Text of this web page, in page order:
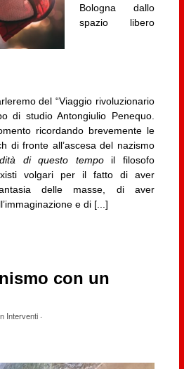
Bologna dallo
spazio libero
del “Viaggio rivoluzionario
di studio Antongiulio Penequo.
ricordando brevemente le
di fronte all’ascesa del nazismo
di questo tempo il filosofo
volgari per il fatto di aver
delle masse, di aver
e di [...]
con un
Interventi·